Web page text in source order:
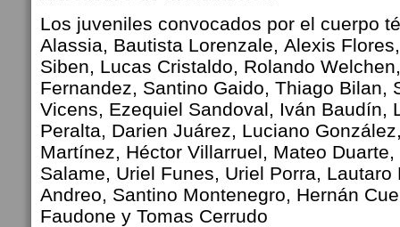
Los juveniles convocados por el cuerpo
Alassia, Bautista Lorenzale, Alexis
Siben, Lucas Cristaldo, Rolando
Fernandez, Santino Gaido, Thiago Bilan,
Vicens, Ezequiel Sandoval, Iván Baudín,
Peralta, Darien Juárez, Luciano
Martínez, Héctor Villarruel, Mateo Duarte,
Salame, Uriel Funes, Uriel Porra,
Andreo, Santino Montenegro, Hernán
Faudone y Tomas Cerrudo